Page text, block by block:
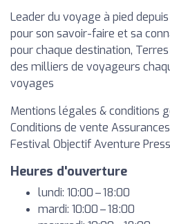
Leader du voyage à pied
pour son savoir-faire et sa
pour chaque destination,
des milliers de voyageurs
voyages
Mentions légales & conditions
Conditions de vente
Festival Objectif Aventure
Heures d'ouverture
lundi: 10:00 – 18:00
mardi: 10:00 – 18:00